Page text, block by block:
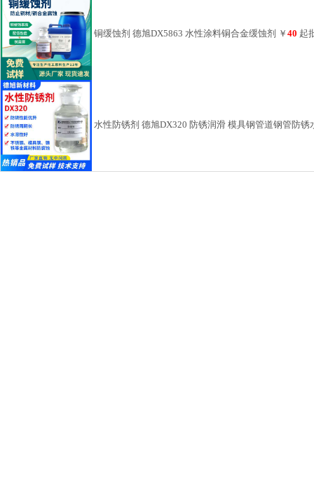
铜缓蚀剂 德旭DX5863 水性涂料铜合金缓蚀剂 ￥ 40 起
水性防锈剂 德旭DX320 防锈润滑 模具钢管道钢管防锈